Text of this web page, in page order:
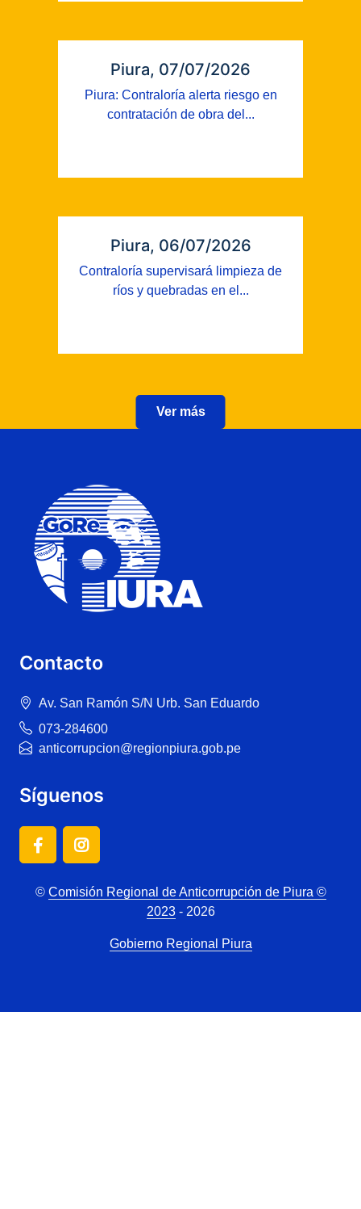
Piura, 07/07/2026
Piura: Contraloría alerta riesgo en
contratación de obra del...
Piura, 06/07/2026
Contraloría supervisará limpieza de
ríos y quebradas en el...
Ver más
Contacto
Av. San Ramón S/N Urb. San Eduardo
073-284600
anticorrupcion@regionpiura.gob.pe
Síguenos
© Comisión Regional de Anticorrupción de Piura ©
2023- 2026
Gobierno Regional Piura